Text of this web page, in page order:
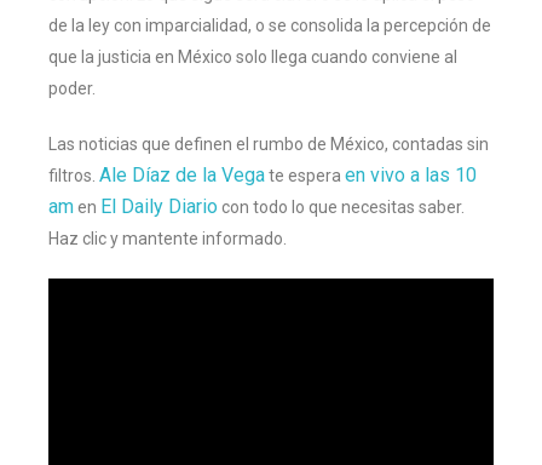
de la ley con imparcialidad, o se consolida la percepción de
que la justicia en México solo llega cuando conviene al
poder.
Las noticias que definen el rumbo de México, contadas sin
filtros. Ale Díaz de la Vegate espera en vivo a las 10
amen El Daily Diario con todo lo que necesitas saber.
Haz clic y mantente informado.